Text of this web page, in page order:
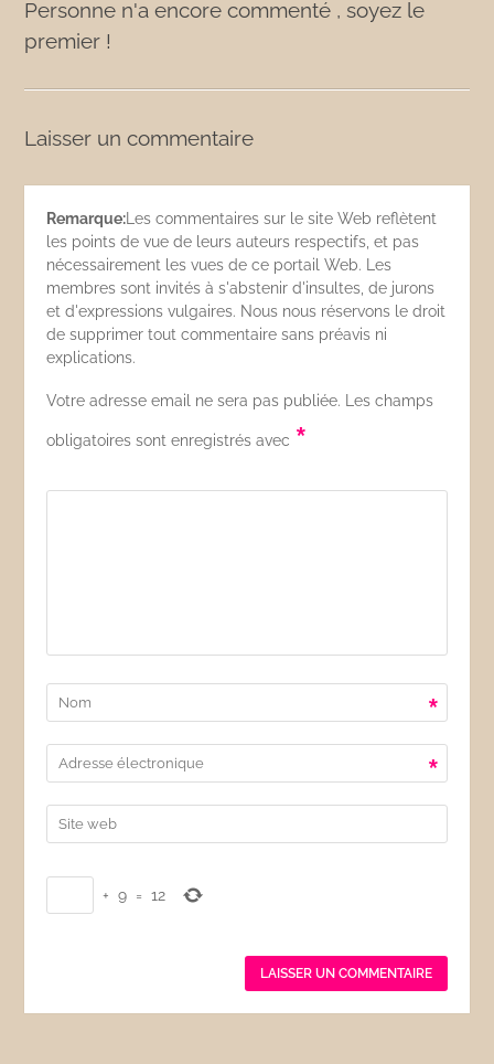
Personne n'a encore commenté , soyez le
premier !
Laisser un commentaire
Remarque: Les commentaires sur le site Web reflètent
les points de vue de leurs auteurs respectifs, et pas
nécessairement les vues de ce portail Web. Les
membres sont invités à s'abstenir d'insultes, de jurons
et d'expressions vulgaires. Nous nous réservons le droit
de supprimer tout commentaire sans préavis ni
explications.
Votre adresse email ne sera pas publiée. Les champs
obligatoires sont enregistrés avec *
*
*
+ 9 = 12